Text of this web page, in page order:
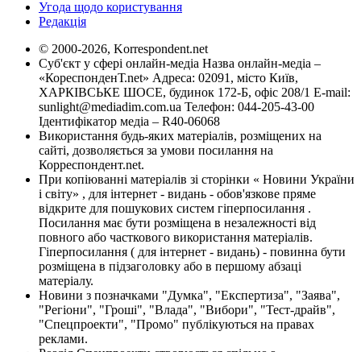
Угода щодо користування
Редакція
© 2000-2026, Korrespondent.net
Суб'єкт у сфері онлайн-медіа Назва онлайн-медіа –
«КореспонденТ.net» Адреса: 02091, місто Київ,
ХАРКІВСЬКЕ ШОСЕ, будинок 172-Б, офіс 208/1 E-mail:
sunlight@mediadim.com.ua Телефон: 044-205-43-00
Ідентифікатор медіа – R40-06068
Використання будь-яких матеріалів, розміщених на
сайті, дозволяється за умови посилання на
Корреспондент.net.
При копіюванні матеріалів зі сторінки « Новини України
і світу» , для інтернет - видань - обов'язкове пряме
відкрите для пошукових систем гіперпосилання .
Посилання має бути розміщена в незалежності від
повного або часткового використання матеріалів.
Гіперпосилання ( для інтернет - видань) - повинна бути
розміщена в підзаголовку або в першому абзаці
матеріалу.
Новини з позначками "Думка", "Експертиза", "Заява",
"Регіони", "Гроші", "Влада", "Вибори", "Тест-драйв",
"Спецпроекти", "Промо" публікуються на правах
реклами.